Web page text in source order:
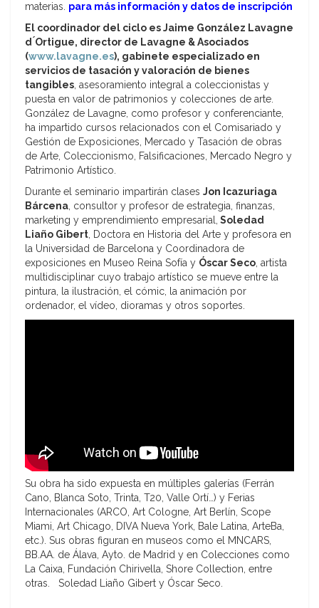
materias. para más información y datos de inscripción
El coordinador del ciclo es Jaime González Lavagne
d ́Ortigue, director de Lavagne & Asociados
(www.lavagne.es), gabinete especializado en
servicios de tasación y valoración de bienes
tangibles, asesoramiento integral a coleccionistas y
puesta en valor de patrimonios y colecciones de arte.
González de Lavagne, como profesor y conferenciante,
ha impartido cursos relacionados con el Comisariado y
Gestión de Exposiciones, Mercado y Tasación de obras
de Arte, Coleccionismo, Falsificaciones, Mercado Negro y
Patrimonio Artístico.
Durante el seminario impartirán clases Jon Icazuriaga
Bárcena, consultor y profesor de estrategia, finanzas,
marketing y emprendimiento empresarial, Soledad
Liaño Gibert, Doctora en Historia del Arte y profesora en
la Universidad de Barcelona y Coordinadora de
exposiciones en Museo Reina Sofía y Óscar Seco, artista
multidisciplinar cuyo trabajo artístico se mueve entre la
pintura, la ilustración, el cómic, la animación por
ordenador, el vídeo, dioramas y otros soportes.
Su obra ha sido expuesta en múltiples galerías (Ferrán
Cano, Blanca Soto, Trinta, T20, Valle Ortí…) y Ferias
Internacionales (ARCO, Art Cologne, Art Berlín, Scope
Miami, Art Chicago, DIVA Nueva York, Bale Latina, ArteBa,
etc.). Sus obras figuran en museos como el MNCARS,
BB.AA. de Álava, Ayto. de Madrid y en Colecciones como
La Caixa, Fundación Chirivella, Shore Collection, entre
otras. Soledad Liaño Gibert y Óscar Seco.